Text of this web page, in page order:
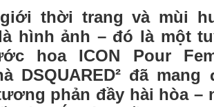
thời trang và mùi
hình ảnh – đó là một
hoa ICON Pour
DSQUARED² đã
phản đầy hài hòa –